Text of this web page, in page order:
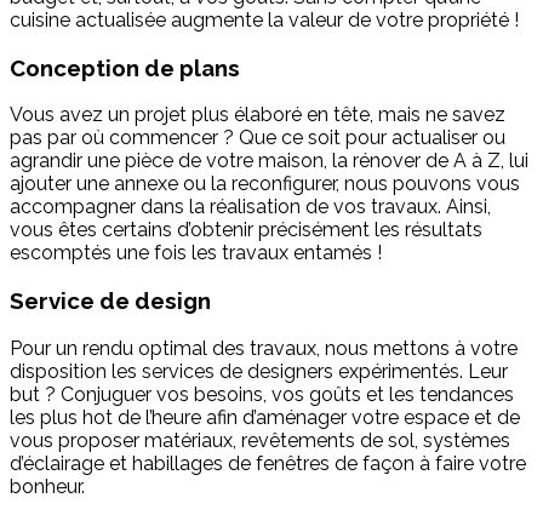
cuisine actualisée augmente la valeur de votre propriété !
Conception de plans
Vous avez un projet plus élaboré en tête, mais ne savez
pas par où commencer ? Que ce soit pour actualiser ou
agrandir une pièce de votre maison, la rénover de A à Z, lui
ajouter une annexe ou la reconfigurer, nous pouvons vous
accompagner dans la réalisation de vos travaux. Ainsi,
vous êtes certains d’obtenir précisément les résultats
escomptés une fois les travaux entamés !
Service de design
Pour un rendu optimal des travaux, nous mettons à votre
disposition les services de designers expérimentés. Leur
but ? Conjuguer vos besoins, vos goûts et les tendances
les plus hot de l’heure afin d’aménager votre espace et de
vous proposer matériaux, revêtements de sol, systèmes
d’éclairage et habillages de fenêtres de façon à faire votre
bonheur.